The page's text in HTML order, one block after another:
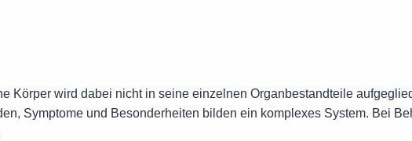
Körper wird dabei nicht in seine einzelnen Organbestandteile
Symptome und Besonderheiten bilden ein komplexes System. Bei